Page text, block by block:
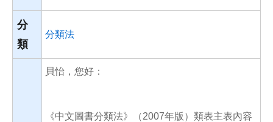
分
類
分類法
貝怡，您好：
《中文圖書分類法》（2007年版）類表主表內容